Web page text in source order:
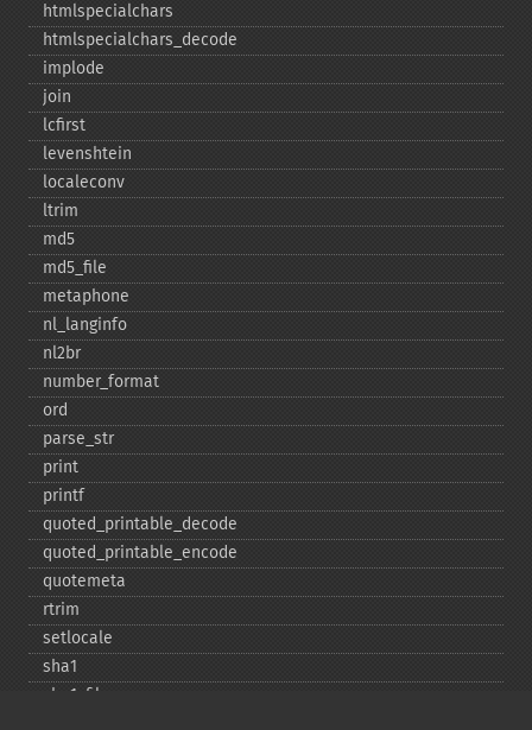
htmlspecialchars
htmlspecialchars_​decode
implode
join
lcfirst
levenshtein
localeconv
ltrim
md5
md5_​file
metaphone
nl_​langinfo
nl2br
number_​format
ord
parse_​str
print
printf
quoted_​printable_​decode
quoted_​printable_​encode
quotemeta
rtrim
setlocale
sha1
sha1_​file